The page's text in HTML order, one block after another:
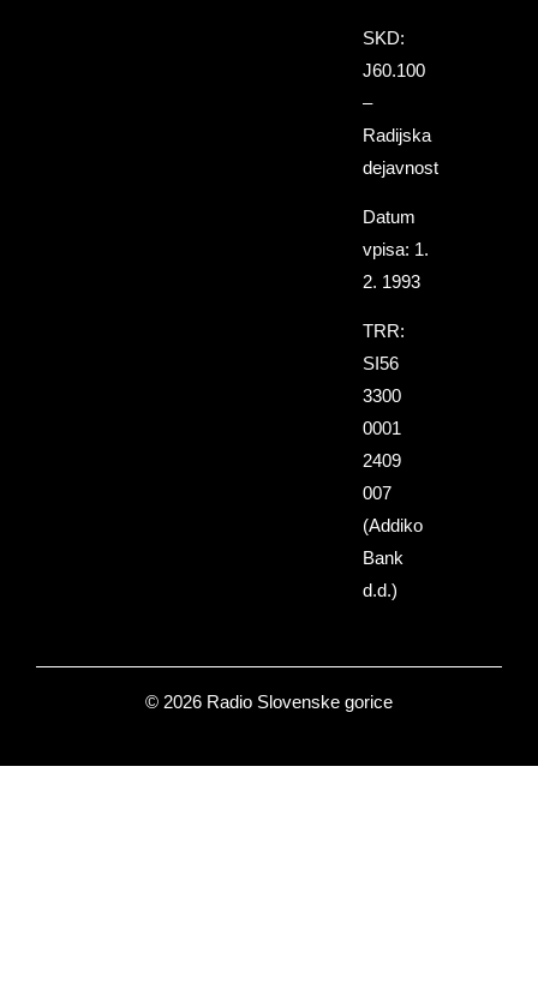
SKD:
J60.100
–
Radijska
dejavnost
Datum
vpisa: 1.
2. 1993
TRR:
SI56
3300
0001
2409
007
(Addiko
Bank
d.d.)
© 2026 Radio Slovenske gorice